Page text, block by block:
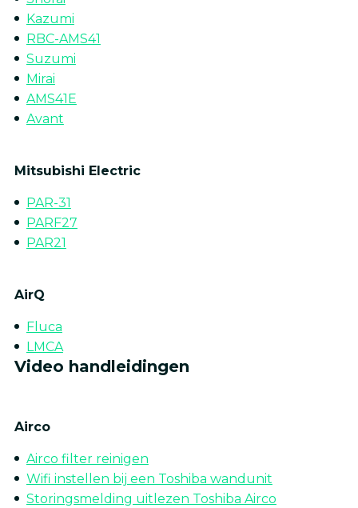
Kazumi
RBC-AMS41
Suzumi
Mirai
AMS41E
Avant
Mitsubishi Electric
PAR-31
PARF27
PAR21
AirQ
Fluca
LMCA
Video handleidingen
Airco
Airco filter reinigen
Wifi instellen bij een Toshiba wandunit
Storingsmelding uitlezen Toshiba Airco